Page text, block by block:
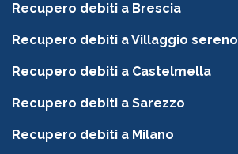
Recupero debiti a Brescia
Recupero debiti a Villaggio sereno
Recupero debiti a Castelmella
Recupero debiti a Sarezzo
Recupero debiti a Milano